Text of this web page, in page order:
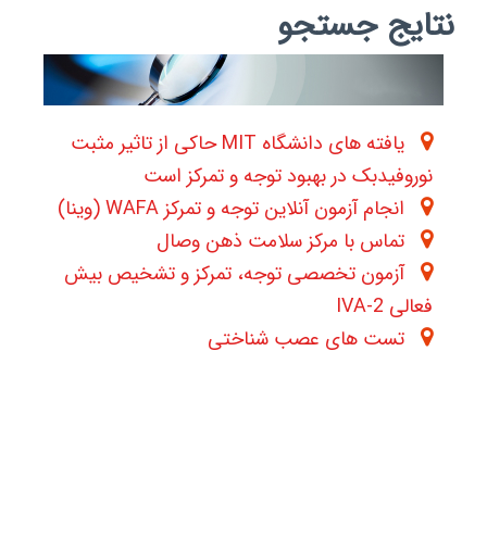
نتایج جستجو
یافته های دانشگاه MIT حاکی از تاثیر مثبت
نوروفیدبک در بهبود توجه و تمرکز است
انجام آزمون آنلاین توجه و تمرکز WAFA (وینا)
تماس با مرکز سلامت ذهن وصال
آزمون تخصصی توجه، تمرکز و تشخیص بیش
فعالی IVA-2
تست های عصب شناختی